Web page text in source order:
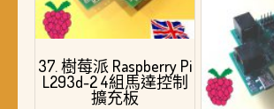
37. 樹莓派 Raspberry Pi
L293d-2 4組馬達控制
擴充板